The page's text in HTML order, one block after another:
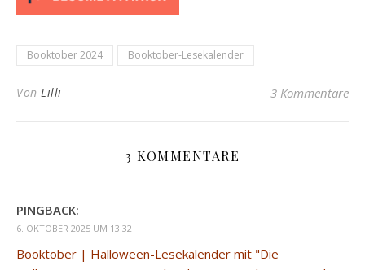
Booktober 2024 Booktober-Lesekalender
Von Lilli 3 Kommentare
3 KOMMENTARE
PINGBACK:
6. OKTOBER 2025 UM 13:32
Booktober | Halloween-Lesekalender mit "Die